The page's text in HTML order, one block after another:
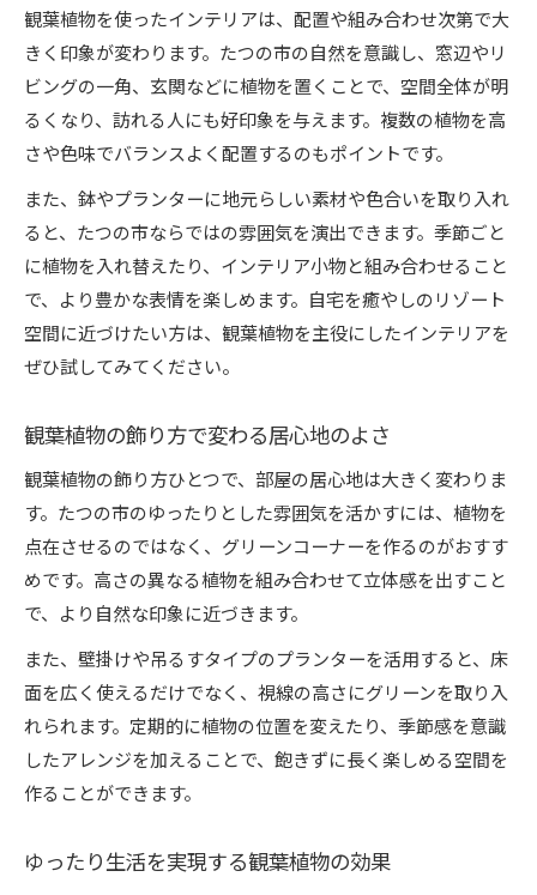
観葉植物を使ったインテリアは、配置や組み合わせ次第で大
きく印象が変わります。たつの市の自然を意識し、窓辺やリ
ビングの一角、玄関などに植物を置くことで、空間全体が明
るくなり、訪れる人にも好印象を与えます。複数の植物を高
さや色味でバランスよく配置するのもポイントです。
また、鉢やプランターに地元らしい素材や色合いを取り入れ
ると、たつの市ならではの雰囲気を演出できます。季節ごと
に植物を入れ替えたり、インテリア小物と組み合わせること
で、より豊かな表情を楽しめます。自宅を癒やしのリゾート
空間に近づけたい方は、観葉植物を主役にしたインテリアを
ぜひ試してみてください。
観葉植物の飾り方で変わる居心地のよさ
観葉植物の飾り方ひとつで、部屋の居心地は大きく変わりま
す。たつの市のゆったりとした雰囲気を活かすには、植物を
点在させるのではなく、グリーンコーナーを作るのがおすす
めです。高さの異なる植物を組み合わせて立体感を出すこと
で、より自然な印象に近づきます。
また、壁掛けや吊るすタイプのプランターを活用すると、床
面を広く使えるだけでなく、視線の高さにグリーンを取り入
れられます。定期的に植物の位置を変えたり、季節感を意識
したアレンジを加えることで、飽きずに長く楽しめる空間を
作ることができます。
ゆったり生活を実現する観葉植物の効果